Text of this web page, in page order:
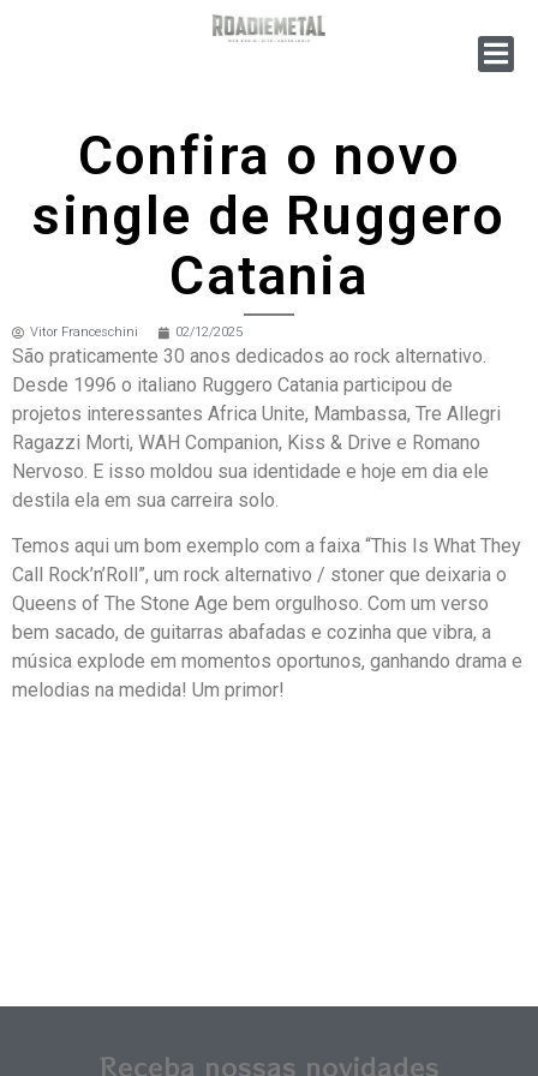
Confira o novo
single de Ruggero
Catania
Vitor Franceschini 02/12/2025
São praticamente 30 anos dedicados ao rock alternativo.
Desde 1996 o italiano Ruggero Catania participou de
projetos interessantes Africa Unite, Mambassa, Tre Allegri
Ragazzi Morti, WAH Companion, Kiss & Drive e Romano
Nervoso. E isso moldou sua identidade e hoje em dia ele
destila ela em sua carreira solo.
Temos aqui um bom exemplo com a faixa “This Is What They
Call Rock’n’Roll”, um rock alternativo / stoner que deixaria o
Queens of The Stone Age bem orgulhoso. Com um verso
bem sacado, de guitarras abafadas e cozinha que vibra, a
música explode em momentos oportunos, ganhando drama e
melodias na medida! Um primor!
Receba nossas novidades